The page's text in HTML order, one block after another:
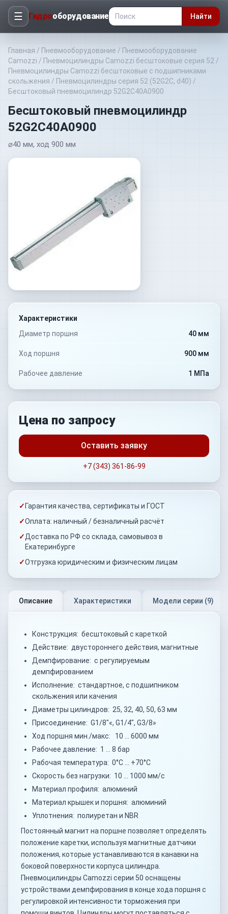
☰ Гидрооборудование Найти
Главная / Пневмооборудование / Пневмооборудование
Camozzi / Пневмоцилиндры Camozzi бесштоковые серия 52 /
Пневмоцилиндры Camozzi бесштоковые с подшипниками
скольжения / Пневмоцилиндры серия 52 (52G2C, d40) /
Бесштоковый пневмоцилиндр 52G2C40A0900
Бесштоковый пневмоцилиндр
52G2C40A0900
⌀40 мм, ход 900 мм
Характеристики
Диаметр поршня
40 мм
Ход поршня 900 мм
Рабочее давление 1 МПа
Цена по запросу
Оставить заявку
+7 (343) 361-86-99
✓ Гарантия качества, сертификаты и ГОСТ
✓Оплата: наличный / безналичный расчёт
✓Доставка по РФ со склада, самовывоз в
Екатеринбурге
✓Отгрузка юридическим и физическим лицам
Описание Характеристики Модели серии (9)
Конструкция: бесштоковый с кареткой
Действие: двустороннего действия, магнитные
Демпфирование: с регулируемым
демпфированием
Исполнение: стандартное, с подшипником
скольжения или качения
Диаметры цилиндров: 25, 32, 40, 50, 63 мм
Присоединение: G1/8"«, G1/4", G3/8»
Ход поршня мин./макс: 10 … 6000 мм
Рабочее давление: 1 … 8 бар
Рабочая температура: 0°C … +70°C
Скорость без нагрузки: 10 … 1000 мм/с
Материал профиля: алюминий
Материал крышек и поршня: алюминий
Уплотнения: полиуретан и NBR
Постоянный магнит на поршне позволяет определять
положение каретки, используя магнитные датчики
положения, которые устанавливаются в канавки на
боковой поверхности корпуса цилиндра.
Пневмоцилиндры Camozzi серии 50 оснащены
устройствами демпфирования в конце хода поршня с
регулировкой интенсивности торможения при